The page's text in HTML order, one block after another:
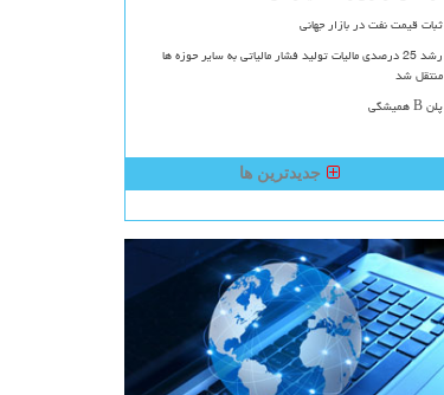
ثبات قیمت نفت در بازار جهانی
رشد 25 درصدی مالیات تولید فشار مالیاتی به سایر حوزه ها
منتقل شد
پلن B همیشگی
جدیدترین ها